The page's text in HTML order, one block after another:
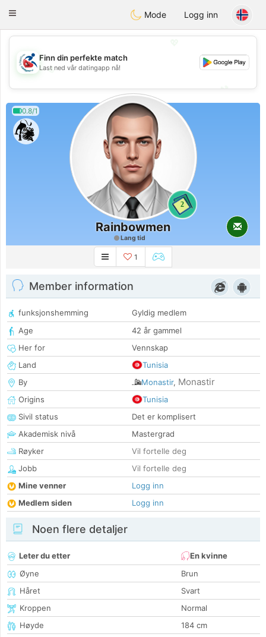
Handi Space
Toggle
Mode Logg inn
💖
💕
💕
Finn din perfekte match
Last ned vår datingapp nå!
0.8/1
2
Rainbowmen
Lang tid
1
Member information
funksjonshemming
Gyldig medlem
Age
42 år gammel
Her for
Vennskap
Land
Tunisia
By
Monastir, Monastir
Origins
Tunisia
Sivil status
Det er komplisert
Akademisk nivå
Mastergrad
Røyker
Vil fortelle deg
Jobb
Vil fortelle deg
Mine venner
Logg inn
Medlem siden
Logg inn
Noen flere detaljer
Leter du etter
En kvinne
Øyne
Brun
Håret
Svart
Kroppen
Normal
Høyde
184 cm